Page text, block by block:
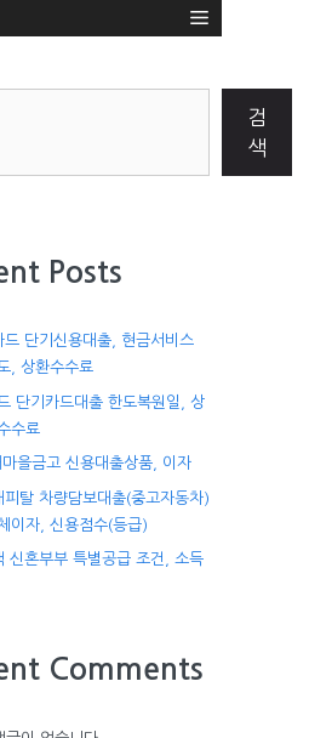
검
색
Posts
드 단기신용대출, 현금서비스
, 상환수수료
단기카드대출 한도복원일, 상
수료
을금고 신용대출상품, 이자
피탈 차량담보대출(중고자동차)
이자, 신용점수(등급)
신혼부부 특별공급 조건, 소득
Comments